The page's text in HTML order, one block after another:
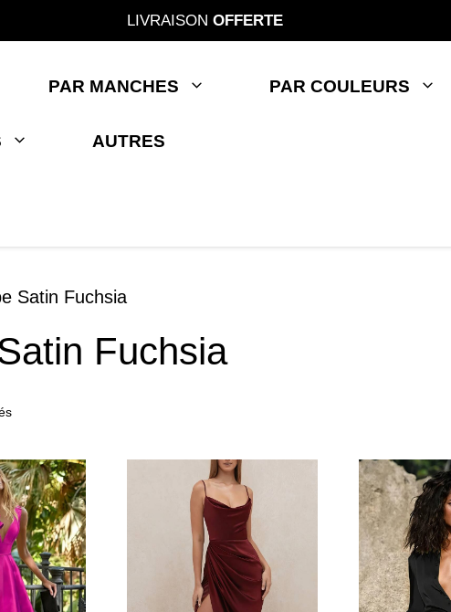
LIVRAISON OFFERTE
PAR MANCHES PAR COULEURS
AUTRES
Satin Fuchsia
Fuchsia